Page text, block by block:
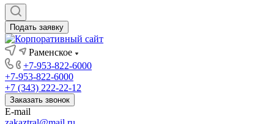
Подать заявку
Раменское
+7-953-822-6000
+7-953-822-6000
+7 (343) 222-22-12
Заказать звонок
E-mail